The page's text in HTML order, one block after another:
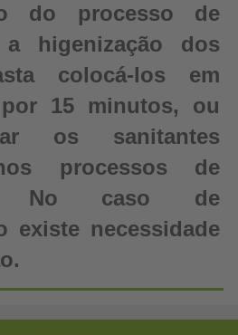
do processo de
higenização dos
colocá-los em
15 minutos, ou
os sanitantes
processos de
No caso de
existe necessidade